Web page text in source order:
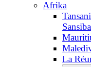
Afrika
La